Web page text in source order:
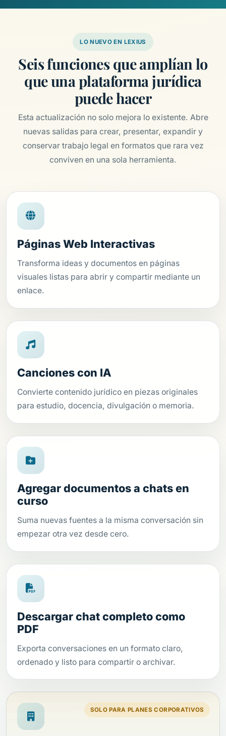
LO NUEVO EN LEXIUS
Seis funciones que amplían lo
que una plataforma jurídica
puede hacer
Esta actualización no solo mejora lo existente. Abre
nuevas salidas para crear, presentar, expandir y
conservar trabajo legal en formatos que rara vez
conviven en una sola herramienta.
Páginas Web Interactivas
Transforma ideas y documentos en páginas
visuales listas para abrir y compartir mediante un
enlace.
Canciones con IA
Convierte contenido jurídico en piezas originales
para estudio, docencia, divulgación o memoria.
Agregar documentos a chats en
curso
Suma nuevas fuentes a la misma conversación sin
empezar otra vez desde cero.
Descargar chat completo como
PDF
Exporta conversaciones en un formato claro,
ordenado y listo para compartir o archivar.
SOLO PARA PLANES CORPORATIVOS